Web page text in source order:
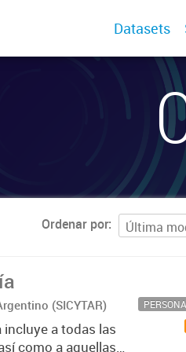
Datasets
Ordenar por
(SICYTAR)
a todas las
como a aquellas